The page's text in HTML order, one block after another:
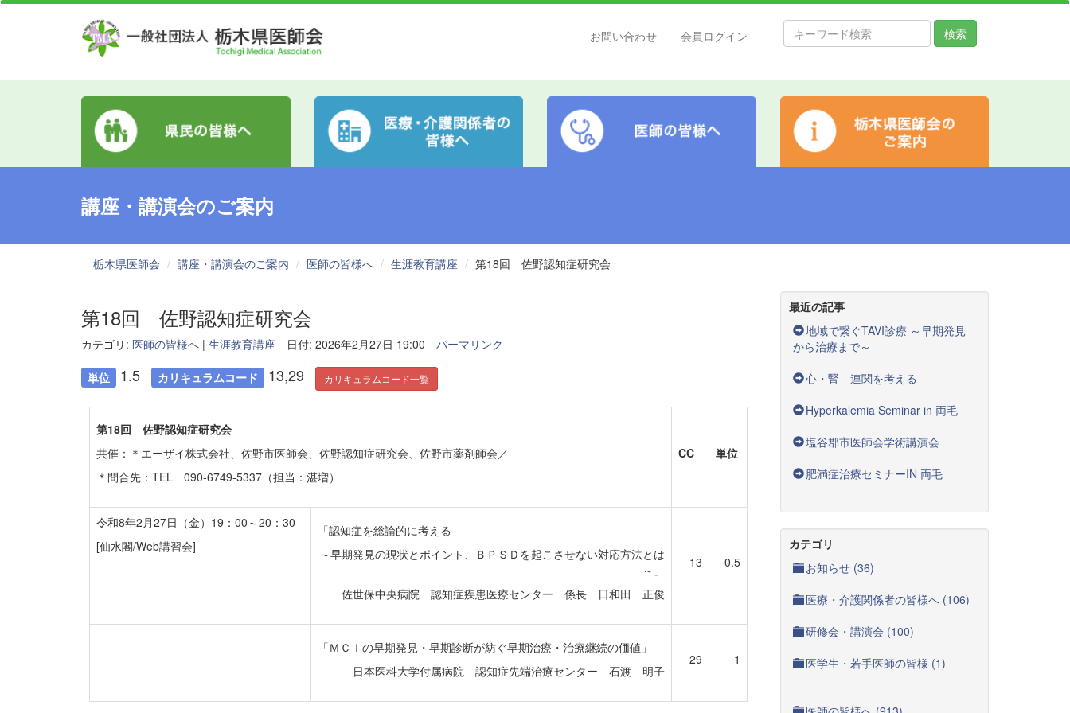
検索
お問い合わせ 会員ログイン
講座・講演会のご案内
栃木県医師会 講座・講演会のご案内 医師の皆様へ 生涯教育講座 第18回 佐野認知症研究会
第18回 佐野認知症研究会
カテゴリ: 医師の皆様へ | 生涯教育講座 日付: 2026年2月27日 19:00 パーマリンク
単位 1.5 カリキュラムコード 13,29 カリキュラムコード一覧
第18回 佐野認知症研究会
共催：＊エーザイ株式会社、佐野市医師会、佐野認知症研究会、佐野市薬剤師会／
＊問合先：TEL 090-6749-5337（担当：湛増）
CC 単位
令和8年2月27日（金）19：00～20：30
[仙水閣/Web講習会]
「認知症を総論的に考える
～早期発見の現状とポイント、ＢＰＳＤを起こさせない対応方法とは
～」
佐世保中央病院 認知症疾患医療センター 係長 日和田 正俊
13 0.5
「ＭＣＩの早期発見・早期診断が紡ぐ早期治療・治療継続の価値」
日本医科大学付属病院 認知症先端治療センター 石渡 明子
29 1
最近の記事
地域で繋ぐTAVI診療 ～早期発見
から治療まで～
心・腎 連関を考える
Hyperkalemia Seminar in 両毛
塩谷郡市医師会学術講演会
肥満症治療セミナーIN 両毛
カテゴリ
お知らせ (36)
医療・介護関係者の皆様へ (106)
研修会・講演会 (100)
医学生・若手医師の皆様 (1)